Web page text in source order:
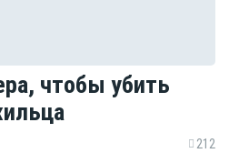
чтобы убить
212